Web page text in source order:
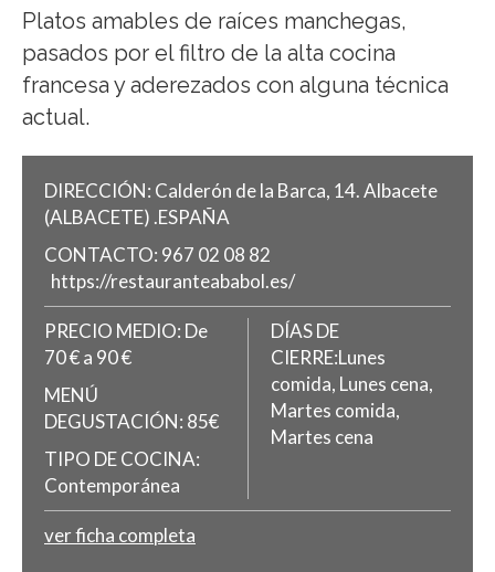
Platos amables de raíces manchegas,
pasados por el filtro de la alta cocina
francesa y aderezados con alguna técnica
actual.
DIRECCIÓN: Calderón de la Barca, 14.Albacete
(ALBACETE) .ESPAÑA
CONTACTO: 967 02 08 82
https://restauranteababol.es/
PRECIO MEDIO: De
70 € a 90 €
MENÚ
DEGUSTACIÓN: 85€
TIPO DE COCINA:
Contemporánea
DÍAS DE
CIERRE:Lunes
comida, Lunes cena,
Martes comida,
Martes cena
ver ficha completa